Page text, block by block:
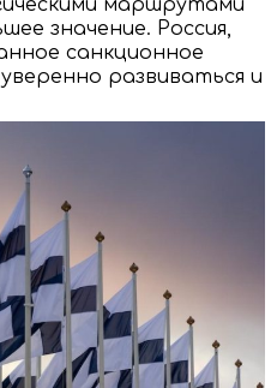
значение. Россия,
санкционное
развиваться и